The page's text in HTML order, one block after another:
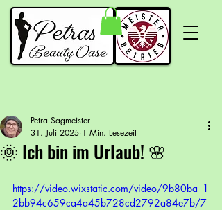
🌞 Ich bin im Urlaub! 🌸
Petra Sagmeister
31. Juli 2025 1 Min. Lesezeit
https://video.wixstatic.com/video/9b80ba_1
2bb94c659ca4a45b728cd2792a84e7b/7